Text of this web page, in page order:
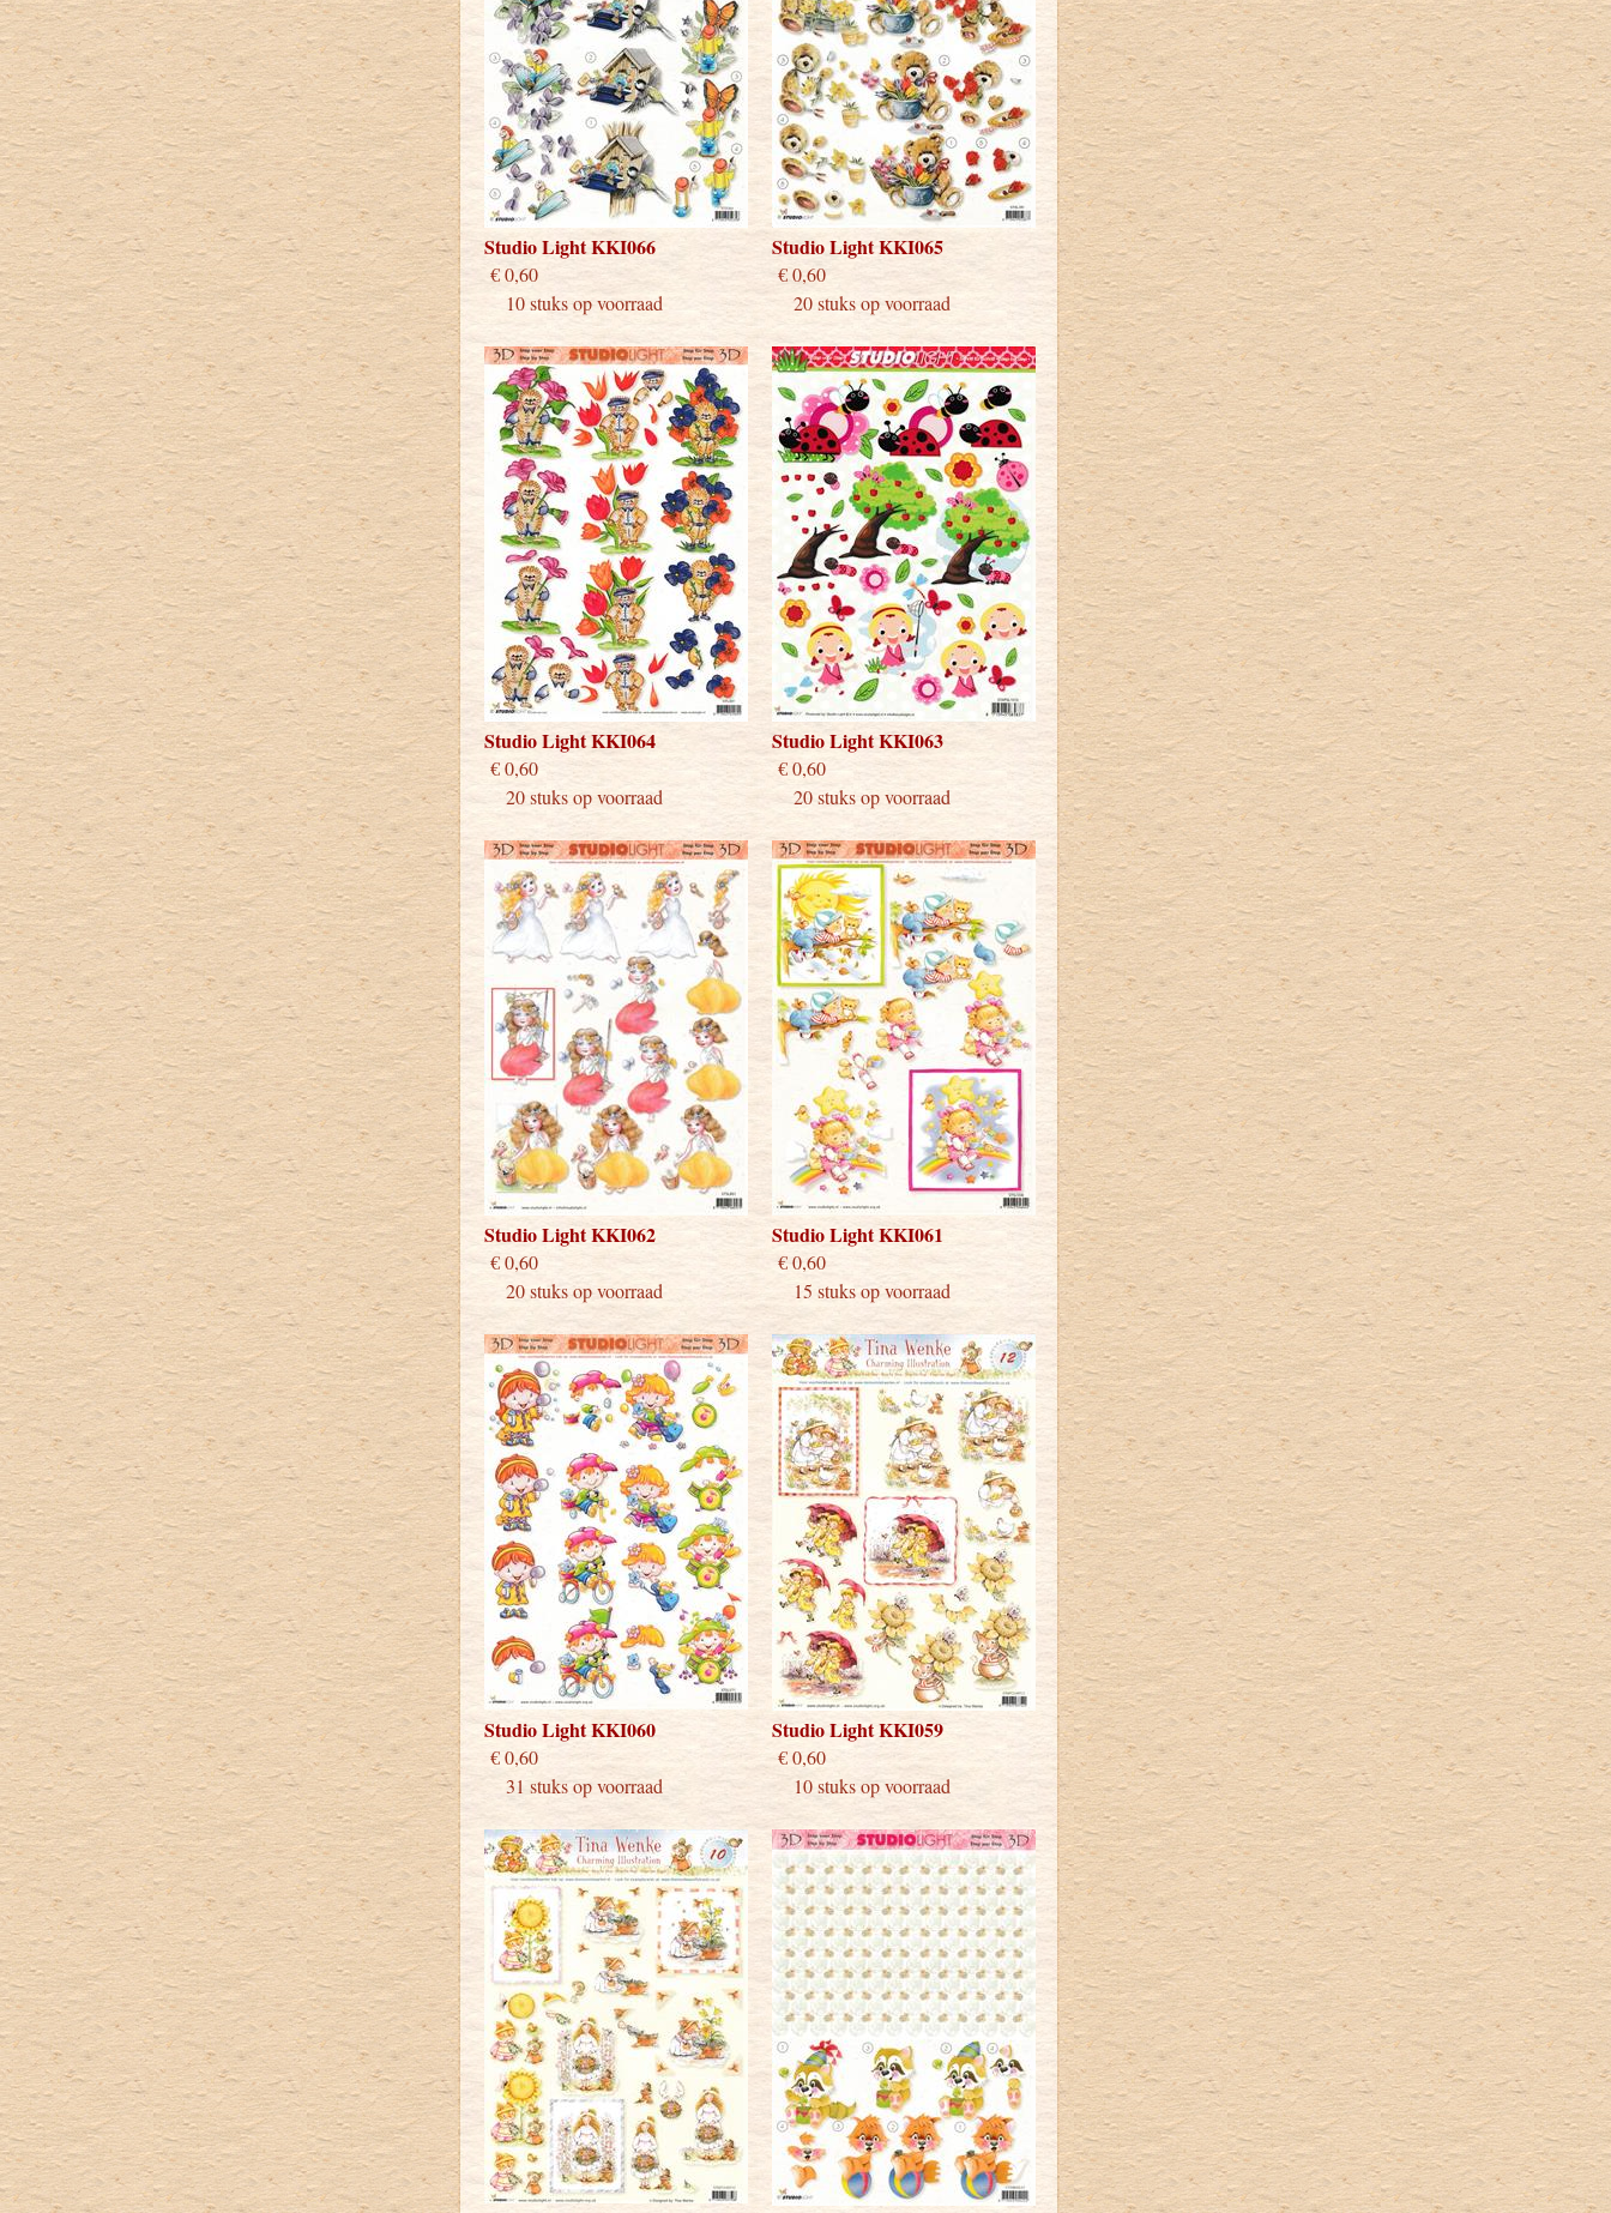
Studio Light KKI066
€ 0,60
10 stuks op voorraad
Studio Light KKI065
€ 0,60
20 stuks op voorraad
Studio Light KKI064
€ 0,60
20 stuks op voorraad
Studio Light KKI063
€ 0,60
20 stuks op voorraad
Studio Light KKI062
€ 0,60
20 stuks op voorraad
Studio Light KKI061
€ 0,60
15 stuks op voorraad
Studio Light KKI060
€ 0,60
31 stuks op voorraad
Studio Light KKI059
€ 0,60
10 stuks op voorraad